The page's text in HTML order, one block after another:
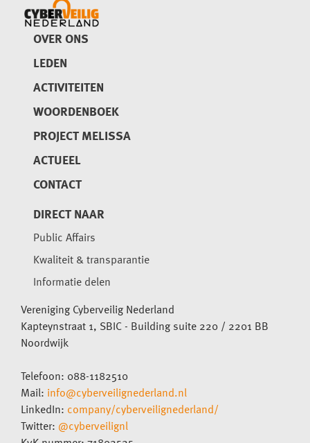
OVER ONS
LEDEN
ACTIVITEITEN
WOORDENBOEK
PROJECT MELISSA
ACTUEEL
CONTACT
DIRECT NAAR
Public Affairs
Kwaliteit & transparantie
Informatie delen
Vereniging Cyberveilig Nederland
Kapteynstraat 1, SBIC - Building suite 220 / 2201 BB
Noordwijk
Telefoon: 088-1182510
Mail: info@cyberveilignederland.nl
LinkedIn: company/cyberveilignederland/
Twitter: @cyberveilignl